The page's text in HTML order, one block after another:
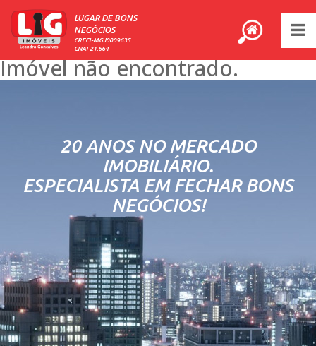
LUGAR DE BONS
NEGÓCIOS
CRECI-MGJ0009635
CNAI 21.664
Imóvel não encontrado.
20 ANOS NO MERCADO
IMOBILIÁRIO.
ESPECIALISTA EM FECHAR BONS
NEGÓCIOS!